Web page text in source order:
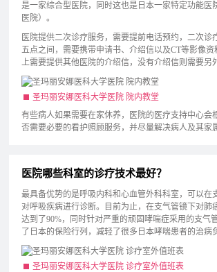
是一家综合型医院，同时这也是日本一家特定功能医
医院）。
医院提供二次诊疗服务，需要提前电话预约，二次诊
五点之间，需要携带申请书、介绍信以及CT等影像资
上需要提供其他医院的介绍信，没有介绍信则需要另
圣玛丽安娜医科大学医院 院内教堂
有些病人如果需要在家休养，医院的医疗支持中心会
否需要必要的看护照顾服务，并尽量解决病人及其家
医院哪些科室的诊疗技术最好？
最具备优势的是呼吸内科和心血管外科科室，可以在
对呼吸疾病进行诊断。目前为止，在支气管镜下对肺
达到了90%，同时针对严重的顽固哮喘症采用的支气
了日本的保险行列，减轻了很多日本哮喘患者的治病
圣玛丽安娜医科大学医院 诊疗室外值班表